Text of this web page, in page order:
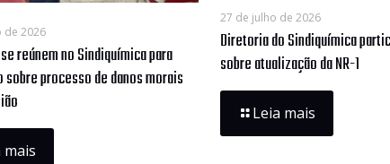
de 2026
reúnem no Sindiquímica para
sobre processo de danos morais
mais
27 de julho de 2026
Diretoria do Sindiquímica
sobre atualização da NR-1
Leia mais